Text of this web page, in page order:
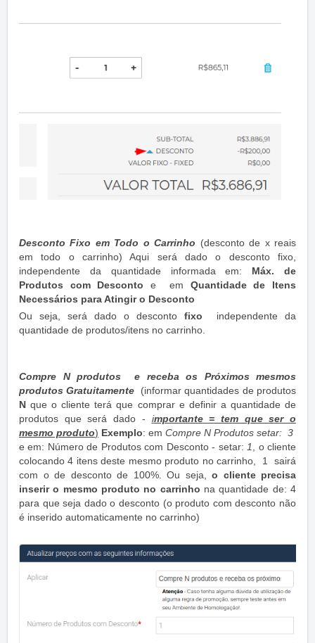
Desconto Fixo em Todo o Carrinho (desconto de x reais
em todo o carrinho) Aqui será dado o desconto fixo,
independente da quantidade informada em: Máx. de
Produtos com Desconto e em Quantidade de Itens
Necessários para Atingir o Desconto
Ou seja, será dado o desconto fixo independente da
quantidade de produtos/itens no carrinho.
Compre N produtos e receba os Próximos mesmos
produtos Gratuitamente
(informar quantidades de produtos
N que o cliente terá que comprar e definir a quantidade de
produtos que será dado - importante = tem que ser o
mesmo produto) Exemplo: em Compre N Produtos setar: 3
e em: Número de Produtos com Desconto - setar: 1
, o cliente
colocando 4 itens deste mesmo produto no carrinho, 1 sairá
com o de desconto de 100%. Ou seja, o cliente precisa
inserir o mesmo produto no carrinho na quantidade de: 4
para que seja dado o desconto (o produto com desconto não
é inserido automaticamente no carrinho)